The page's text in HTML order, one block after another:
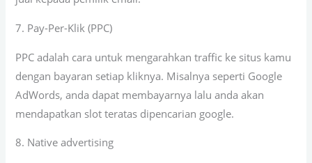
7. Pay-Per-Klik (PPC)
PPC adalah cara untuk mengarahkan traffic ke situs kamu
dengan bayaran setiap kliknya. Misalnya seperti Google
AdWords, anda dapat membayarnya lalu anda akan
mendapatkan slot teratas dipencarian google.
8. Native advertising